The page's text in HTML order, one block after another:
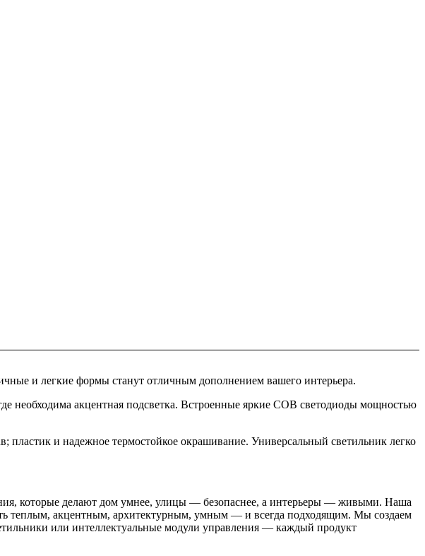
и легкие формы станут отличным дополнением вашего интерьера.
необходима акцентная подсветка. Встроенные яркие COB светодиоды мощностью
и надежное термостойкое окрашивание. Универсальный светильник легко
которые делают дом умнее, улицы — безопаснее, а интерьеры — живыми. Наша
теплым, акцентным, архитектурным, умным — и всегда подходящим. Мы создаем
или интеллектуальные модули управления — каждый продукт